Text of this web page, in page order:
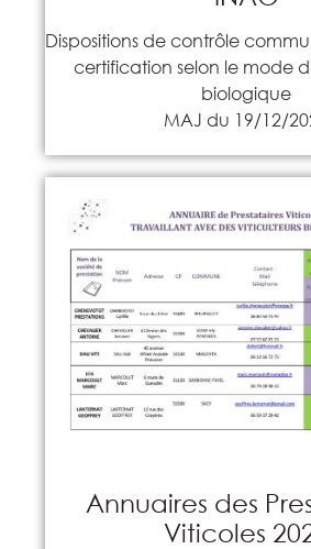
Dispositions de contrôle
certification selon le mode
biologique
MAJ du 19/12/
Annuaires des
Viticoles